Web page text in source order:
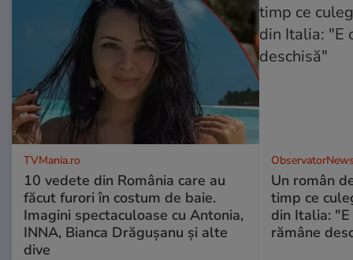
TVMania.ro
10 vedete din România care au
făcut furori în costum de baie.
Imagini spectaculoase cu Antonia,
INNA, Bianca Drăgușanu și alte
dive
Un român
timp ce
din Italia:
rămâne